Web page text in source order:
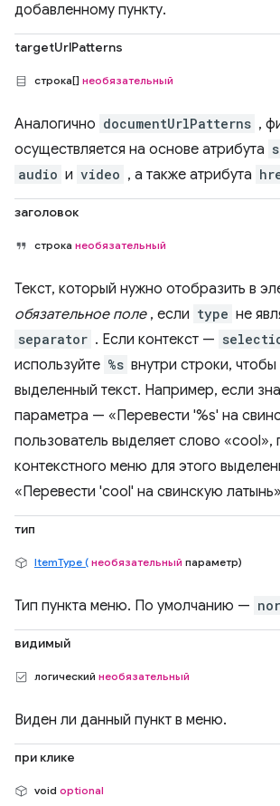
добавленному пункту.
targetUrlPatterns
строка[] необязательный
Аналогично documentUrlPatterns ,
осуществляется на основе атрибута
audio и video , а также атрибута
заголовок
строка необязательный
Текст, который нужно отобразить в
обязательное поле, если type не
separator . Если контекст —
используйте %s внутри строки,
выделенный текст. Например, если
параметра — «Перевести '%s' на
пользователь выделяет слово «cool»,
контекстного меню для этого
«Перевести 'cool' на свинскую
тип
ItemType ( необязательный параметр)
Тип пункта меню. По умолчанию —
видимый
логический необязательный
Виден ли данный пункт в меню.
при клике
void optional